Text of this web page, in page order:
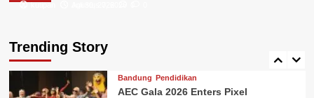
kutipan
kutipan
Trending Story
5
Bandung Pendidikan
AEC Gala 2026 Enters Pixel